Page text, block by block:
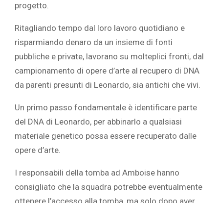
progetto.
Ritagliando tempo dal loro lavoro quotidiano e
risparmiando denaro da un insieme di fonti
pubbliche e private, lavorano su molteplici fronti, dal
campionamento di opere d’arte al recupero di DNA
da parenti presunti di Leonardo, sia antichi che vivi.
Un primo passo fondamentale è identificare parte
del DNA di Leonardo, per abbinarlo a qualsiasi
materiale genetico possa essere recuperato dalle
opere d’arte.
I responsabili della tomba ad Amboise hanno
consigliato che la squadra potrebbe eventualmente